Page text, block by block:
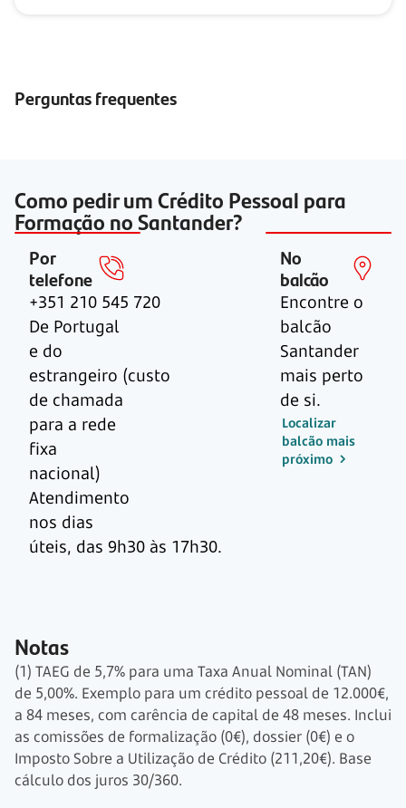
Perguntas frequentes
Como pedir um Crédito Pessoal para
Formação no Santander?
Por
telefone
+351 210 545 720
De Portugal
e do
estrangeiro (custo
de chamada
para a rede
fixa
nacional)
Atendimento
nos dias
úteis, das 9h30 às 17h30.
No
balcão
Encontre o
balcão
Santander
mais perto
de si.
Localizar
balcão mais
próximo
Notas
(1) TAEG de 5,7% para uma Taxa Anual Nominal (TAN)
de 5,00%. Exemplo para um crédito pessoal de 12.000€,
a 84 meses, com carência de capital de 48 meses. Inclui
as comissões de formalização (0€), dossier (0€) e o
Imposto Sobre a Utilização de Crédito (211,20€). Base
cálculo dos juros 30/360.